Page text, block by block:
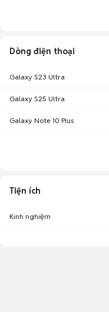
Dòng điện thoại
Galaxy S23 Ultra
Galaxy S25 Ultra
Galaxy Note 10 Plus
Tiện ích
Kinh nghiệm